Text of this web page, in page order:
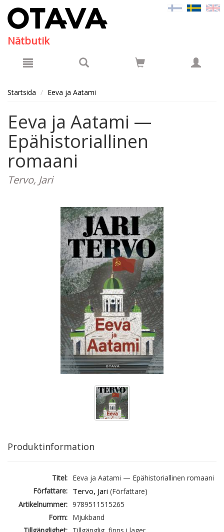
Nätbutik
Startsida Eeva ja Aatami
Eeva ja Aatami —
Epähistoriallinen
romaani
Tervo, Jari
Produktinformation
Titel: Eeva ja Aatami — Epähistoriallinen romaani
Författare: Tervo, Jari (Författare)
Artikelnummer: 9789511515265
Form: Mjukband